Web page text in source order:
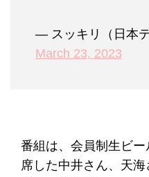
— スッキリ（日本
March 23, 2023
番組は、会員制⽣ビ
席した中井さん、天